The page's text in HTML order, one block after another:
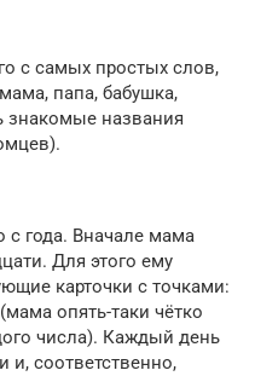
с самых простых слов,
папа, бабушка,
знакомые названия
с года. Вначале мама
Для этого ему
карточки с точками:
опять-таки чётко
числа). Каждый день
и, соответственно,